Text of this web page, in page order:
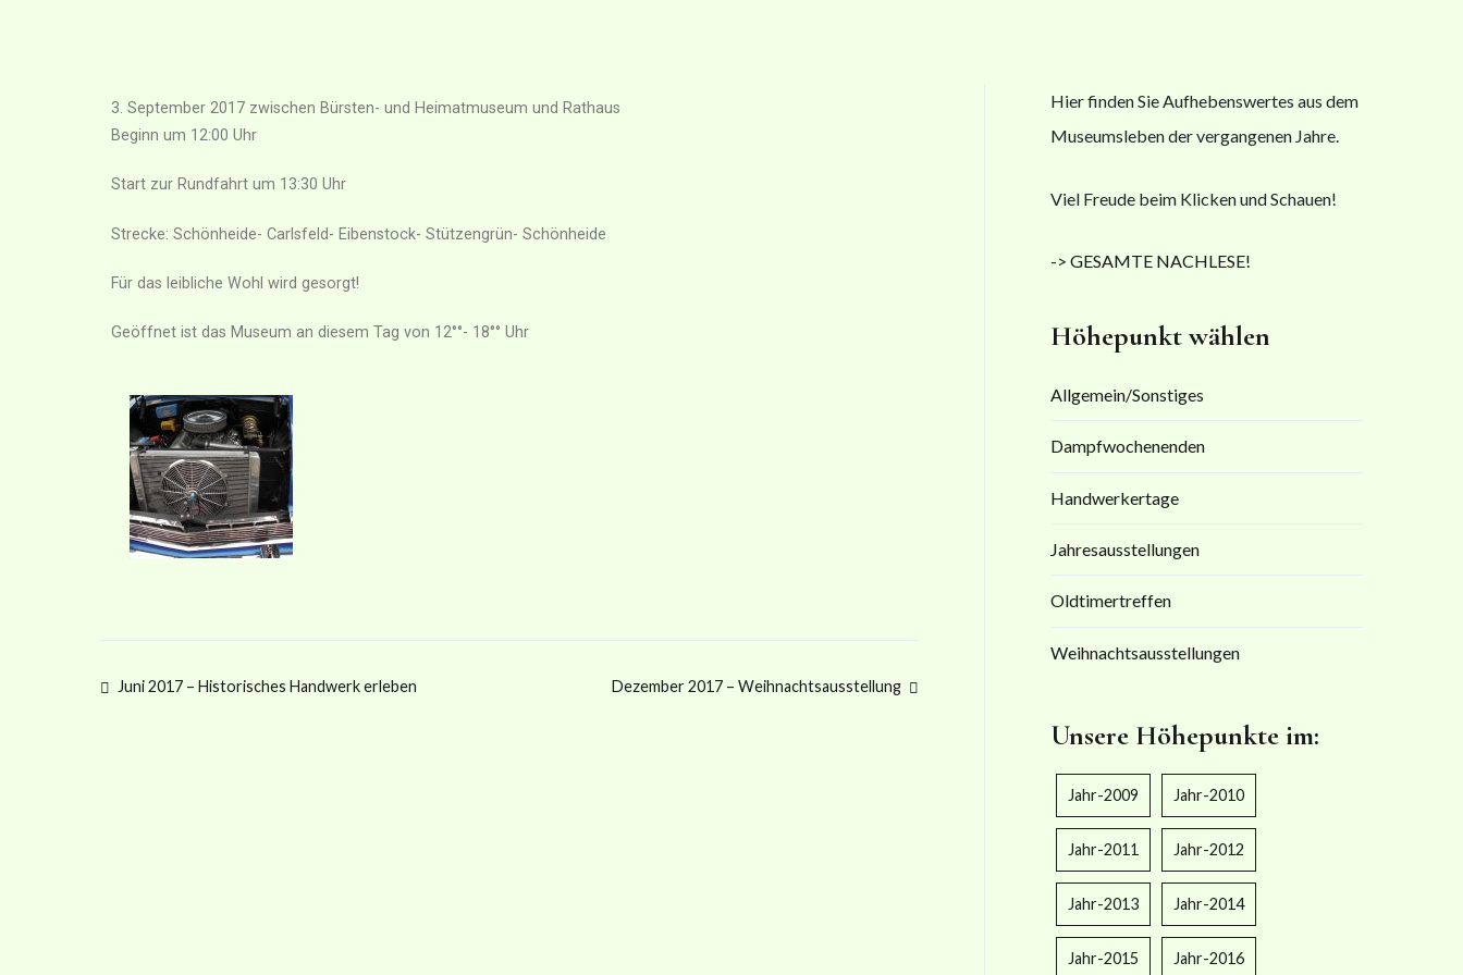
3. September 2017 zwischen Bürsten- und Heimatmuseum und Rathaus
Beginn um 12:00 Uhr
Start zur Rundfahrt um 13:30 Uhr
Strecke: Schönheide- Carlsfeld- Eibenstock- Stützengrün- Schönheide
Für das leibliche Wohl wird gesorgt!
Geöffnet ist das Museum an diesem Tag von 12°°- 18°° Uhr
Juni 2017 – Historisches Handwerk erleben Dezember 2017 – Weihnachtsausstellung
Hier finden Sie Aufhebenswertes aus dem
Museumsleben der vergangenen Jahre.
Viel Freude beim Klicken und Schauen!
-> GESAMTE NACHLESE!
Höhepunkt wählen
Allgemein/Sonstiges
Dampfwochenenden
Handwerkertage
Jahresausstellungen
Oldtimertreffen
Weihnachtsausstellungen
Unsere Höhepunkte im:
Jahr-2009 Jahr-2010
Jahr-2011 Jahr-2012
Jahr-2013 Jahr-2014
Jahr-2015 Jahr-2016